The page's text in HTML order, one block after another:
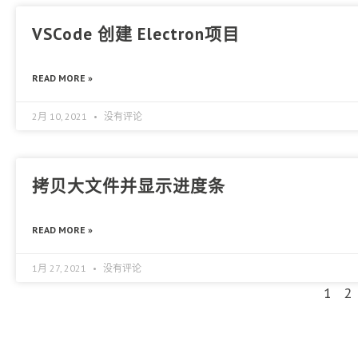
VSCode 创建 Electron项目
READ MORE »
2月 10, 2021 没有评论
拷贝大文件并显示进度条
READ MORE »
1月 27, 2021 没有评论
1 2